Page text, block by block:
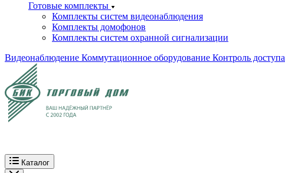
Готовые комплекты
Комплекты систем видеонаблюдения
Комплекты домофонов
Комплекты систем охранной сигнализации
Видеонаблюдение Коммутационное оборудование Контроль доступа
Каталог